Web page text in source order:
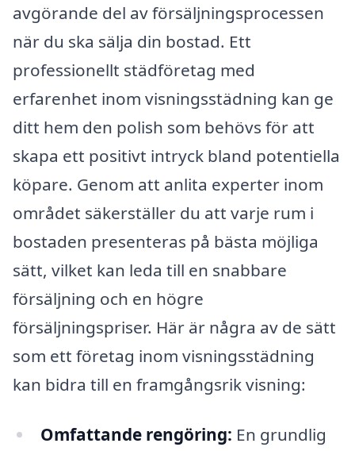
avgörande del av försäljningsprocessen
när du ska sälja din bostad. Ett
professionellt städföretag med
erfarenhet inom visningsstädning kan ge
ditt hem den polish som behövs för att
skapa ett positivt intryck bland potentiella
köpare. Genom att anlita experter inom
området säkerställer du att varje rum i
bostaden presenteras på bästa möjliga
sätt, vilket kan leda till en snabbare
försäljning och en högre
försäljningspriser. Här är några av de sätt
som ett företag inom visningsstädning
kan bidra till en framgångsrik visning:
Omfattande rengöring: En grundlig